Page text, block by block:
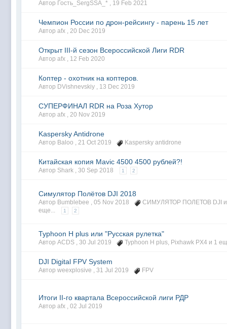
Автор Гость_SergSSA_* , 19 Feb 2021
Чемпион России по дрон-рейсингу - парень 15 лет
Автор afx , 20 Dec 2019
Открыт III-й сезон Всероссийской Лиги RDR
Автор afx , 12 Feb 2020
Коптер - охотник на коптеров.
Автор DVishnevskiy , 13 Dec 2019
СУПЕРФИНАЛ RDR на Роза Хутор
Автор afx , 20 Nov 2019
Kaspersky Antidrone
Автор Baloo , 21 Oct 2019 Kaspersky antidrone
Китайская копия Mavic 4500 4500 рублей?!
Автор Shark , 30 Sep 2018 1 2
Симулятор Полётов DJI 2018
Автор Bumblebee , 05 Nov 2018 СИМУЛЯТОР ПОЛЕТОВ DJI
еще...
1 2
Typhoon H plus или "Русская рулетка"
Автор ACDS , 30 Jul 2019 Typhoon H plus, Pixhawk PX4 и 1
DJI Digital FPV System
Автор weexplosive , 31 Jul 2019 FPV
Итоги II-го квартала Всероссийской лиги РДР
Автор afx , 02 Jul 2019